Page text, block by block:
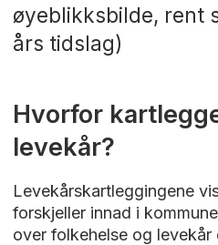
øyeblikksbilde, rent
års tidslag)
Hvorfor
levekår?
Levekårskartleggingene
forskjeller innad i
over folkehelse og levekår